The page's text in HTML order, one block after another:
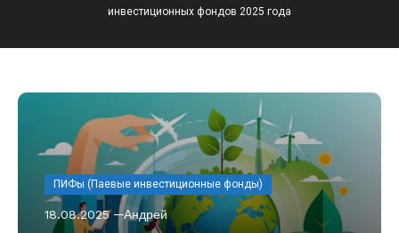
инвестиционных фондов 2025 года
ПИФы (Паевые инвестиционные фонды)
18.08.2025 Андрей